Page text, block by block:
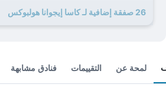
26 صفقة إضافية لـ كاسا إيجوانا هولبوكس
لمحة عن التقييمات فنادق مشابهة